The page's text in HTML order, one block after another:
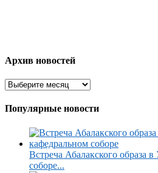
Архив новостей
Популярные новости
Встреча Абалакского образа
соборе...